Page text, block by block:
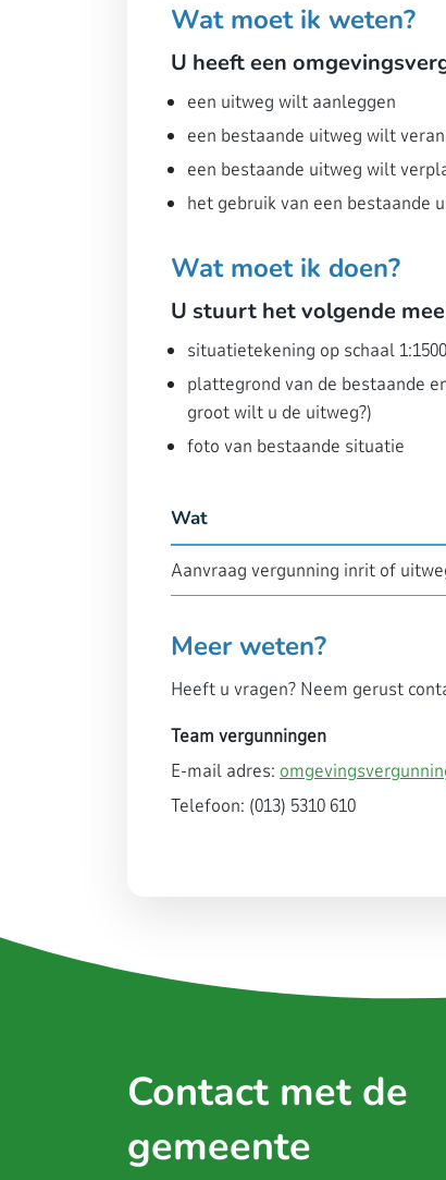
Wat moet ik weten?
U heeft een
een uitweg wilt aanleggen
een bestaande uitweg wilt
een bestaande uitweg wilt
het gebruik van een bestaande
Wat moet ik doen?
U stuurt het volgende
situatietekening op schaal
plattegrond van de bestaande
groot wilt u de uitweg?)
foto van bestaande situatie
Wat
Aanvraag vergunning inrit of
Meer weten?
Heeft u vragen? Neem gerust
Team vergunningen
E-mail adres:
Telefoon: (013) 5310 610
Contact met de
gemeente